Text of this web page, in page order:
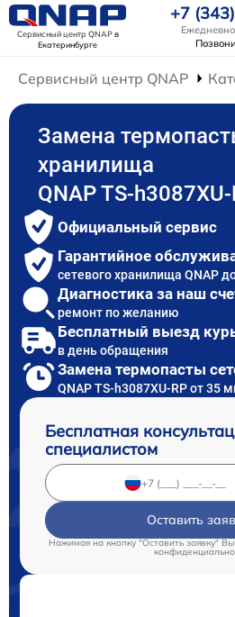
Сервисный центр QNAPв
Екатеринбурге
+7
Сервисный центр QNAP
Замена
хранилища
QNAP TS-h3087XU-
Официальный сервис
Гарантийное
сетевого хранилища QNAP
Диагностика за наш
ремонт по желанию
Бесплатный выезд
в день обращения
Замена термопасты
QNAP TS-h3087XU-RP от 35
Бесплатная
специалистом
Оставить
Нажимая на кнопку "Оставить заявку"